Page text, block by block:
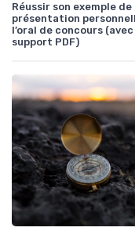
Réussir son exemple de
présentation
l’oral de concours (avec
support PDF)